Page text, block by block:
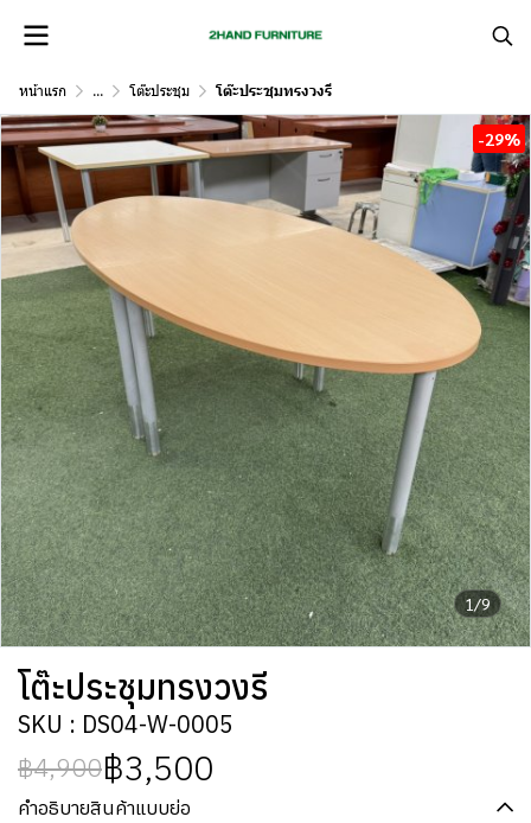
หน้าแรก ... โต๊ะประชุม โต๊ะประชุมทรงวงรี
1/9
-29%
โต๊ะประชุมทรงวงรี
SKU : DS04-W-0005
฿4,900฿3,500
คำอธิบายสินค้าแบบย่อ